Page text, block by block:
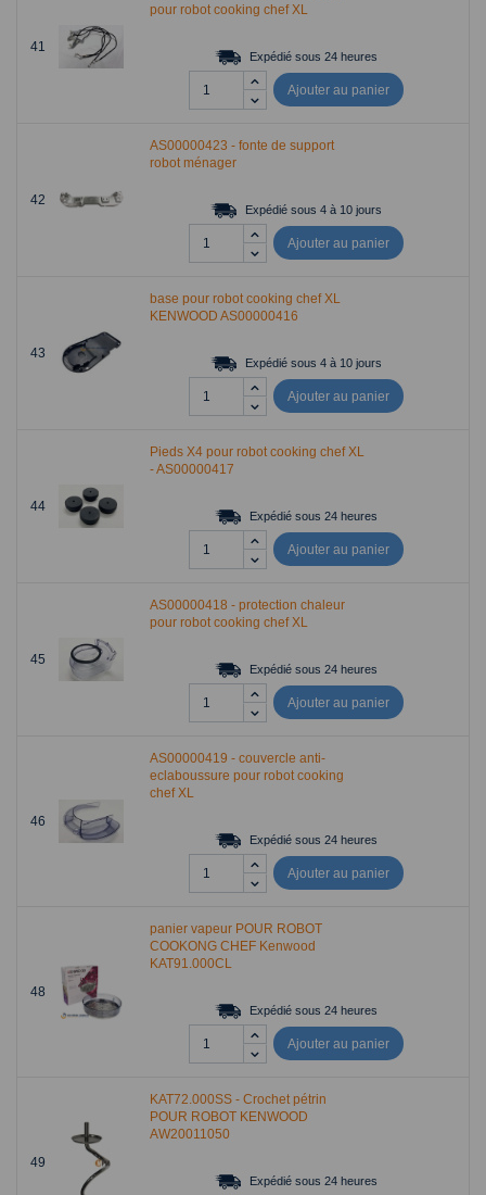
41
pour robot cooking chef XL
Expédié sous 24 heures
Ajouter au panier
42
AS00000423 - fonte de support
robot ménager
Expédié sous 4 à 10 jours
Ajouter au panier
43
base pour robot cooking chef XL
KENWOOD AS00000416
Expédié sous 4 à 10 jours
Ajouter au panier
44
Pieds X4 pour robot cooking chef XL
- AS00000417
Expédié sous 24 heures
Ajouter au panier
45
AS00000418 - protection chaleur
pour robot cooking chef XL
Expédié sous 24 heures
Ajouter au panier
46
AS00000419 - couvercle anti-
eclaboussure pour robot cooking
chef XL
Expédié sous 24 heures
Ajouter au panier
48
panier vapeur POUR ROBOT
COOKONG CHEF Kenwood
KAT91.000CL
Expédié sous 24 heures
Ajouter au panier
49
KAT72.000SS - Crochet pétrin
POUR ROBOT KENWOOD
AW20011050
Expédié sous 24 heures